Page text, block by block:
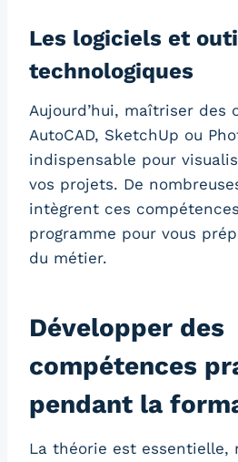
Les logiciels et
technologiques
Aujourd’hui, maîtriser des
AutoCAD, SketchUp ou
indispensable pour
vos projets. De
intègrent ces
programme pour vous
du métier.
Développer des
compétences
pendant la
La théorie est essentielle,